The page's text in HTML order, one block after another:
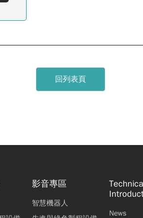
回列表頁
影音專區
智慧機器人
News